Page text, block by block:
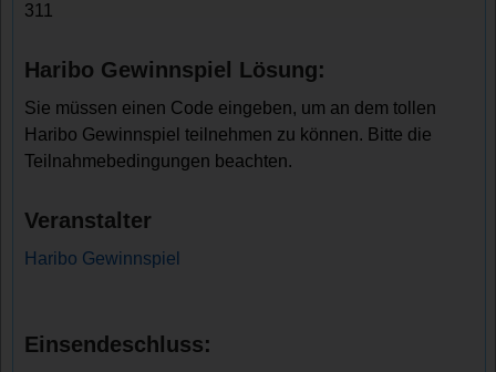
311
Haribo Gewinnspiel Lösung:
Sie müssen einen Code eingeben, um an dem tollen
Haribo Gewinnspiel teilnehmen zu können. Bitte die
Teilnahmebedingungen beachten.
Veranstalter
Haribo Gewinnspiel
Einsendeschluss: